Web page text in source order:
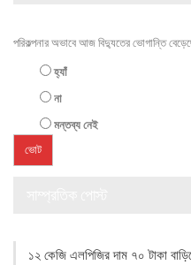
পরিকল্পনার অভাবে আজ বিদ্যুতের ভোগান্তি
হ্যাঁ
না
মন্তব্য নেই
১২ কেজি এলপিজির দাম ৭০ টাকা